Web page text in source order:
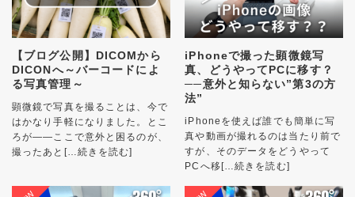
【ブログ公開】DICOMから
DICONへ～バーコードによ
る写真管理～
顕微鏡で写真を撮ることは、今で
はかなり手軽になりました。とこ
ろが――ここで意外と困るのが、
撮ったあと […続きを読む]
iPhoneで撮った顕微鏡写
真、どうやってPCに移す？
──意外と知らない”第3の方
法”
iPhoneを使えば誰でも簡単に写
真や動画が撮れるのは当たり前で
すが、そのデータをどうやって
PCへ移 […続きを読む]